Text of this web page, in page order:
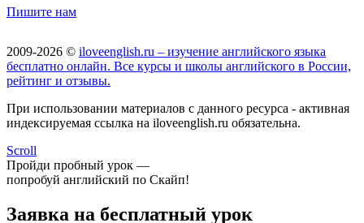
Пишите нам
2009-2026 © iloveenglish.ru – изучение английского языка
бесплатно онлайн. Все курсы и школы английского в России,
рейтинг и отзывы.
При использовании материалов с данного ресурса - активная
индексируемая ссылка на iloveenglish.ru обязательна.
Scroll
Пройди пробный урок —
попробуй английский по Скайп!
Заявка на бесплатный урок